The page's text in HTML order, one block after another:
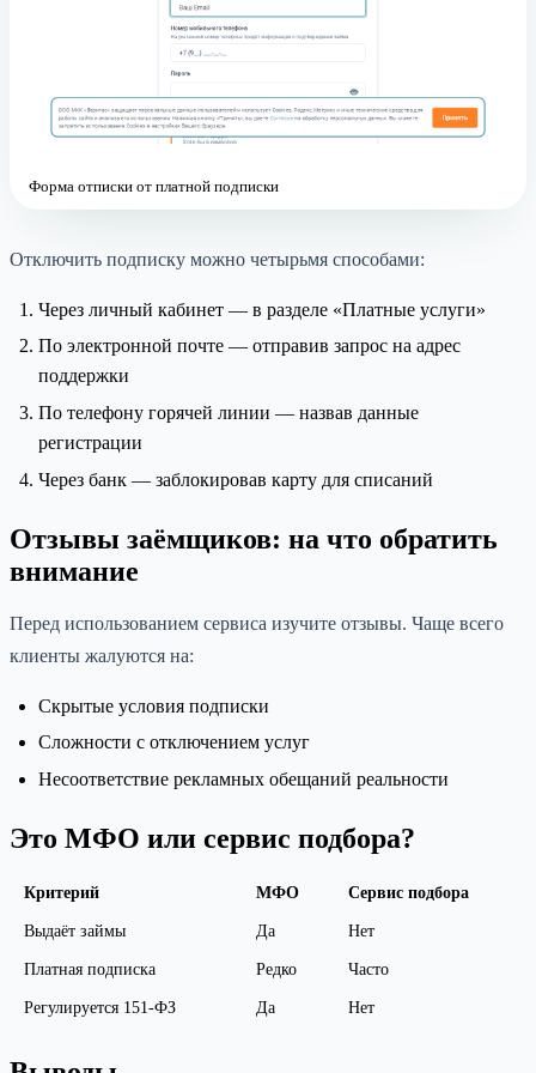
Форма отписки от платной подписки
Отключить подписку можно четырьмя способами:
Через личный кабинет — в разделе «Платные услуги»
По электронной почте — отправив запрос на адрес
поддержки
По телефону горячей линии — назвав данные
регистрации
Через банк — заблокировав карту для списаний
Отзывы заёмщиков: на что обратить
внимание
Перед использованием сервиса изучите отзывы. Чаще всего
клиенты жалуются на:
Скрытые условия подписки
Сложности с отключением услуг
Несоответствие рекламных обещаний реальности
Это МФО или сервис подбора?
Критерий МФО Сервис подбора
Выдаёт займы Да Нет
Платная подписка Редко Часто
Регулируется 151-ФЗ Да Нет